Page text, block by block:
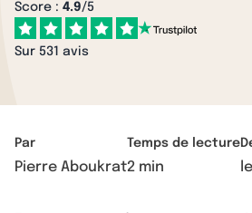
Score : 4.9/5
Sur 531 avis
Par
Pierre Aboukrat
Temps de lecture
2 min le